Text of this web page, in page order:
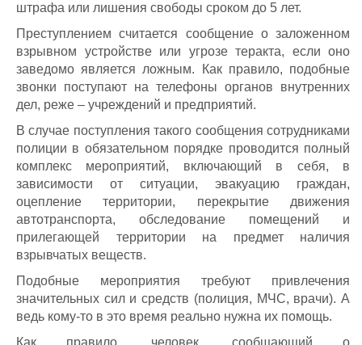
штрафа или лишения свободы сроком до 5 лет.
Преступлением считается сообщение о заложенном
взрывном устройстве или угрозе теракта, если оно
заведомо является ложным. Как правило, подобные
звонки поступают на телефоны органов внутренних
дел, реже – учреждений и предприятий.
В случае поступления такого сообщения сотрудниками
полиции в обязательном порядке проводится полный
комплекс мероприятий, включающий в себя, в
зависимости от ситуации, эвакуацию граждан,
оцепление территории, перекрытие движения
автотранспорта, обследование помещений и
прилегающей территории на предмет наличия
взрывчатых веществ.
Подобные мероприятия требуют привлечения
значительных сил и средств (полиция, МЧС, врачи). А
ведь кому-то в это время реально нужна их помощь.
Как правило, человек, сообщающий о